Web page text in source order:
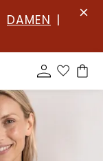
DAMEN |